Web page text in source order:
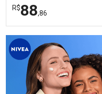
R$88,86
Laboratório
Por Menos